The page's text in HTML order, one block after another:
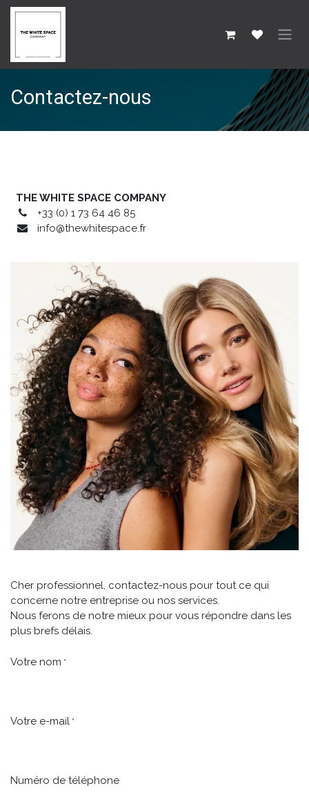
SE RENDRE AU CONTENU
Contactez-nous
THE WHITE SPACE COMPANY
+33 (0) 1 73 64 46 85
info@thewhitespace.fr
Cher professionnel, contactez-nous pour tout ce qui
concerne notre entreprise ou nos services.
Nous ferons de notre mieux pour vous répondre dans les
plus brefs délais.
Votre nom *
Votre e-mail *
Numéro de téléphone